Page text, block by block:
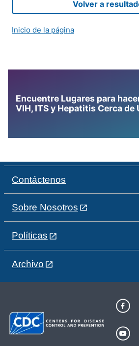
Volver a
Inicio de la página
Encuentre Lugares para
VIH, ITS y Hepatitis Cerca de
Contáctenos
Sobre Nosotros
Políticas
Archivo